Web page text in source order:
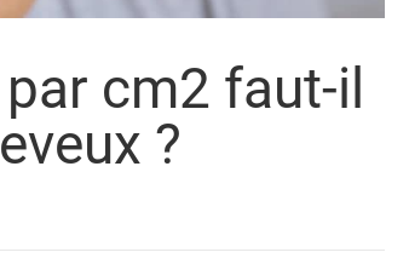
cm2 faut-il
?